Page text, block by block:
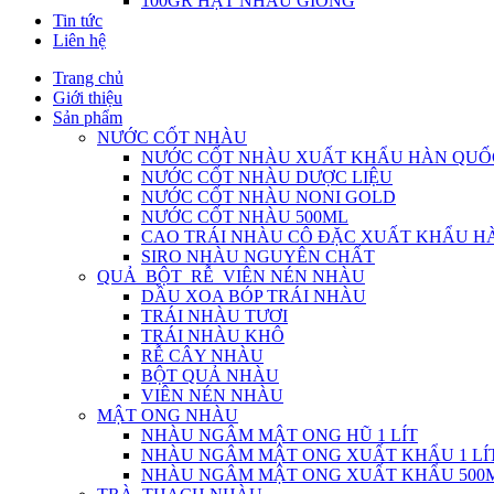
Tin tức
Liên hệ
Trang chủ
Giới thiệu
Sản phẩm
NƯỚC CỐT NHÀU
NƯỚC CỐT NHÀU XUẤT KHẨU HÀN
NƯỚC CỐT NHÀU DƯỢC LIỆU
NƯỚC CỐT NHÀU NONI GOLD
NƯỚC CỐT NHÀU 500ML
CAO TRÁI NHÀU CÔ ĐẶC XUẤT KHẨU
SIRO NHÀU NGUYÊN CHẤT
QUẢ_BỘT_RỄ_VIÊN NÉN NHÀU
DẦU XOA BÓP TRÁI NHÀU
TRÁI NHÀU TƯƠI
TRÁI NHÀU KHÔ
RỄ CÂY NHÀU
BỘT QUẢ NHÀU
VIÊN NÉN NHÀU
MẬT ONG NHÀU
NHÀU NGÂM MẬT ONG HŨ 1 LÍT
NHÀU NGÂM MẬT ONG XUẤT KHẨU 1
NHÀU NGÂM MẬT ONG XUẤT KHẨU